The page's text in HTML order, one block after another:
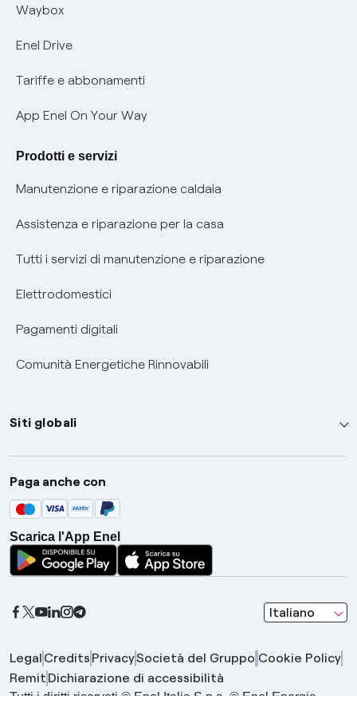
Offerta Tutela Vulnerabilità Gas
Mobilità Elettrica
Phishing e truffe online
Verifica chi ti ha chiamato
Informativa RAEE
Waybox
Enel Drive
Tariffe e abbonamenti
App Enel On Your Way
Prodotti e servizi
Manutenzione e riparazione caldaia
Assistenza e riparazione per la casa
Tutti i servizi di manutenzione e riparazione
Elettrodomestici
Pagamenti digitali
Comunità Energetiche Rinnovabili
Siti globali
Enel Group
Enel Green Power
Global Trading
Global Procurement
Gridspertise
Paga anche con
Scarica l'App Enel
Italiano
seleziona una
Legal Credits PrivacySocietà del Gruppo Cookie Policy
Remit Dichiarazione di accessibilità
Tutti i diritti riservati © Enel Italia S.p.a. © Enel Energia